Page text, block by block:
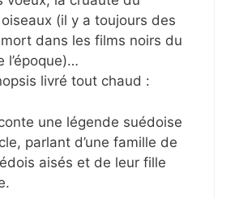
(il y a toujours des
dans les films noirs du
l’époque)…
livré tout chaud :
une légende suédoise
parlant d’une famille de
aisés et de leur fille